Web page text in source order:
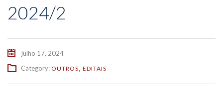
2024/2
julho 17, 2024
Category: OUTROS, EDITAIS